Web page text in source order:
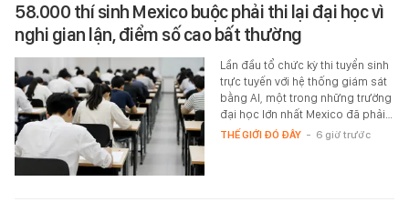
58.000 thí sinh Mexico buộc phải thi lại đại học vì
nghi gian lận, điểm số cao bất thường
Lần đầu tổ chức kỳ thi tuyển sinh
trực tuyến với hệ thống giám sát
bằng AI, một trong những trường
đại học lớn nhất Mexico đã phải…
THẾ GIỚI ĐÓ ĐÂY - 6 giờ trước